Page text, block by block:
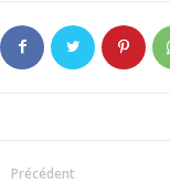
Précédent